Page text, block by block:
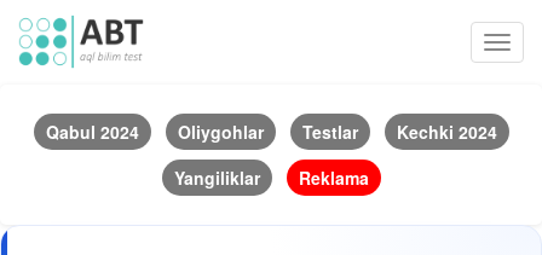
Qabul 2024 Oliygohlar Testlar
Kechki 2024
Yangiliklar
Reklama